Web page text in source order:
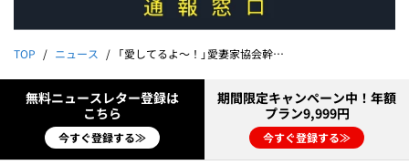
TOP ニュース 「愛してるよ～！」愛妻家協会幹部衝撃のダブル不倫「市議×県議」が師弟の一線を越えていた
無料ニュースレター登録は
こちら
今すぐ登録する≫
期間限定キャンペーン中！年額
プラン9,999円
今すぐ登録する≫